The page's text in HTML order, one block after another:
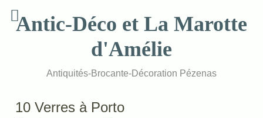
contentAntic-Déco et La Marotte
d'Amélie
Antiquités-Brocante-Décoration Pézenas
10 Verres à Porto